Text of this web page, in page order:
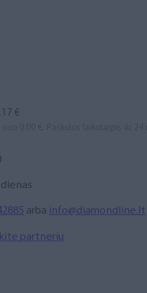
€
arba info@diamondline.lt
partneriu